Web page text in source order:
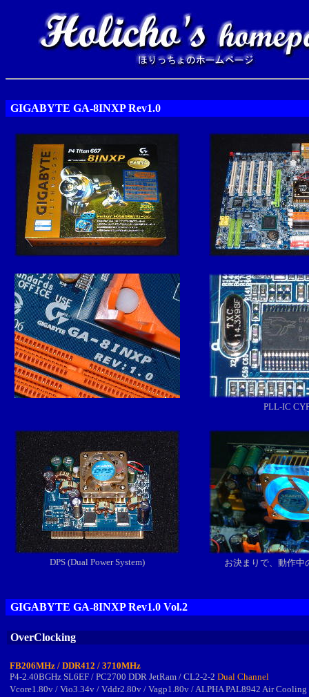
GIGABYTE GA-8INXP Rev1.0
PLL-IC
DPS (Dual Power System) お決まりで、動作中
GIGABYTE GA-8INXP Rev1.0 Vol.2
OverClocking
FB206MHz / DDR412 / 3710MHz
P4-2.40BGHz SL6EF / PC2700 DDR JetRam / CL2-2-2 Dual Channel
Vcore1.80v / Vio3.34v / Vddr2.80v / Vagp1.80v / ALPHA PAL8942 Air